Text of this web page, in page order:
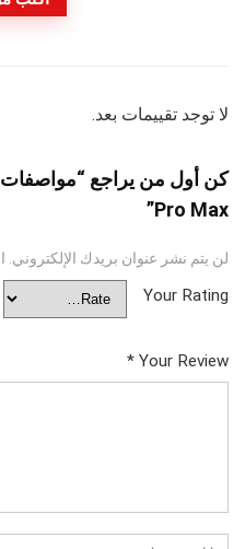
لا توجد تقييمات بعد.
Pro Max”
لن يتم نشر عنوان بريدك الإلكتروني.
Your Rating
Your Review
*